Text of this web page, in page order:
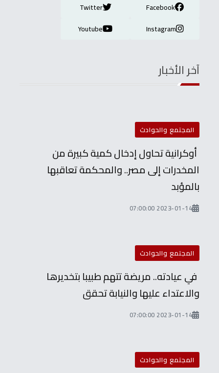
Facebook
Twitter
Instagram
Youtube
آخر الأخبار
المجتمع والحوادث
أوكرانية تحاول إدخال كمية كبيرة من
المخدرات إلى مصر.. والمحكمة تعاقبها
بالمؤبد
2023-01-14 07:00:00
المجتمع والحوادث
في عيادته.. مريضة تتهم طبيبا بتخديرها
والاعتداء عليها والنيابة تحقق
2023-01-14 07:00:00
المجتمع والحوادث